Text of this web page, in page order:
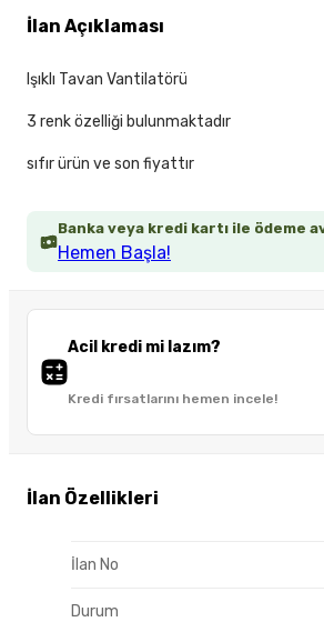
Banka veya kredi kartı ile ödeme
Hemen Başla!
Acil kredi mi lazım?
Kredi fırsatlarını hemen incele!
İlan Özellikleri
İlan No
Durum
İlan Açıklaması
Işıklı Tavan Vantilatörü
3 renk özelliği bulunmaktadır
sıfır ürün ve son fiyattır